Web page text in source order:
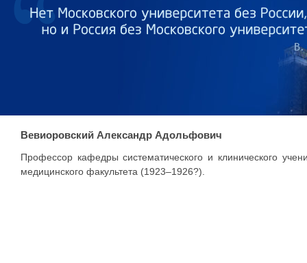
Вевиоровский Александр Адольфович
Профессор кафедры систематического и клинического
медицинского факультета (1923–1926?).